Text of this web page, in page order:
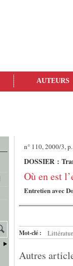
AUTEURS
n° 110, 2000/3,
DOSSIER :
Où en est
Entretien avec
Mot-clé :
Autres